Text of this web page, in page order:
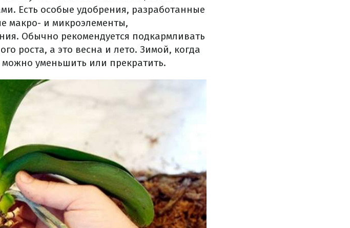
Есть особые удобрения, разработанные
макро- и микроэлементы,
Обычно рекомендуется подкармливать
роста, а это весна и лето. Зимой, когда
можно уменьшить или прекратить.